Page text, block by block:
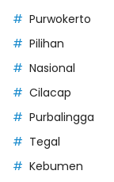
Purwokerto
Pilihan
Nasional
Cilacap
Purbalingga
Tegal
Kebumen